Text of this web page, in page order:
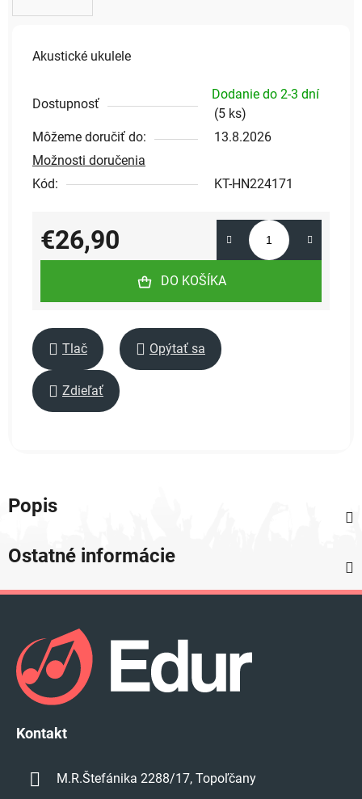
Akustické ukulele
Dostupnosť
Dodanie do 2-3 dní
(5 ks)
Môžeme doručiť do:
13.8.2026
Možnosti doručenia
Kód:
KT-HN224171
€26,90
Jednotková cena:
DO KOŠÍKA
Tlač Opýtať sa
Zdieľať
Popis
Ostatné informácie
Kontakt
M.R.Štefánika 2288/17, Topoľčany